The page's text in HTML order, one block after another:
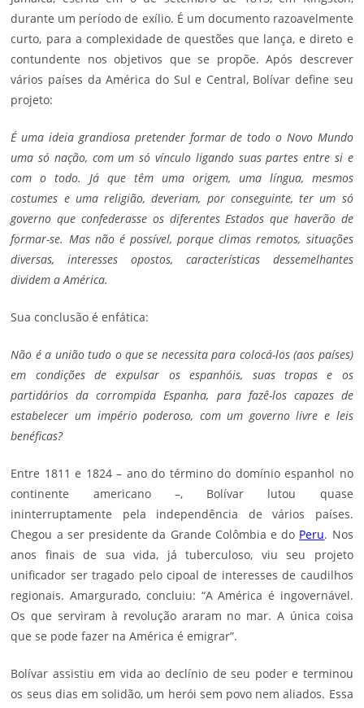
durante um período de exílio. É um documento razoavelmente
curto, para a complexidade de questões que lança, e direto e
contundente nos objetivos que se propõe. Após descrever
vários países da América do Sul e Central, Bolívar define seu
projeto:
É uma ideia grandiosa pretender formar de todo o Novo Mundo
uma só nação, com um só vínculo ligando suas partes entre si e
com o todo. Já que têm uma origem, uma língua, mesmos
costumes e uma religião, deveriam, por conseguinte, ter um só
governo que confederasse os diferentes Estados que haverão de
formar-se. Mas não é possível, porque climas remotos, situações
diversas, interesses opostos, características dessemelhantes
dividem a América.
Sua conclusão é enfática:
Não é a união tudo o que se necessita para colocá-los (aos países)
em condições de expulsar os espanhóis, suas tropas e os
partidários da corrompida Espanha, para fazê-los capazes de
estabelecer um império poderoso, com um governo livre e leis
benéficas?
Entre 1811 e 1824 – ano do término do domínio espanhol no
continente americano –, Bolívar lutou quase
ininterruptamente pela independência de vários países.
Chegou a ser presidente da Grande Colômbia e do Peru. Nos
anos finais de sua vida, já tuberculoso, viu seu projeto
unificador ser tragado pelo cipoal de interesses de caudilhos
regionais. Amargurado, concluiu: “A América é ingovernável.
Os que serviram à revolução araram no mar. A única coisa
que se pode fazer na América é emigrar”.
Bolívar assistiu em vida ao declínio de seu poder e terminou
os seus dias em solidão, um herói sem povo nem aliados. Essa